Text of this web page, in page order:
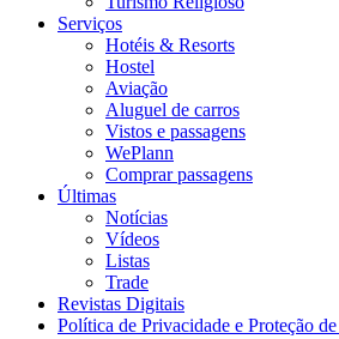
Serviços
Hotéis & Resorts
Hostel
Aviação
Aluguel de carros
Vistos e passagens
WePlann
Comprar passagens
Últimas
Notícias
Vídeos
Listas
Trade
Revistas Digitais
Política de Privacidade e Proteção